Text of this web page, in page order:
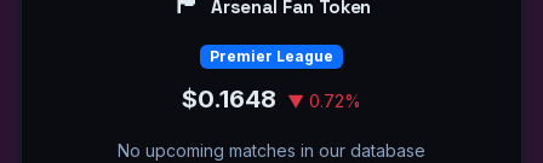
Arsenal Fan Token
Premier League
$0.1648 ▼ 0.72%
No upcoming matches in our database